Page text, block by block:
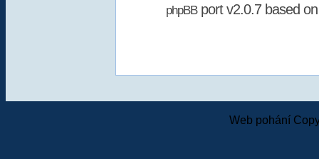
phpBBport v2.0.7 based
Web pohání